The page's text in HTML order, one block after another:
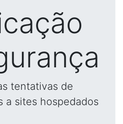
tentativas de
a sites hospedados